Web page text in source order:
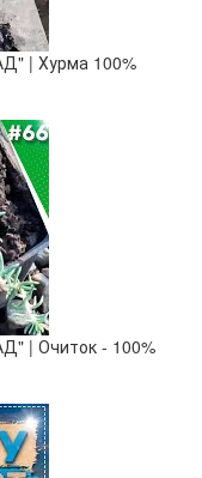
| Хурма 100%
| Очиток - 100%